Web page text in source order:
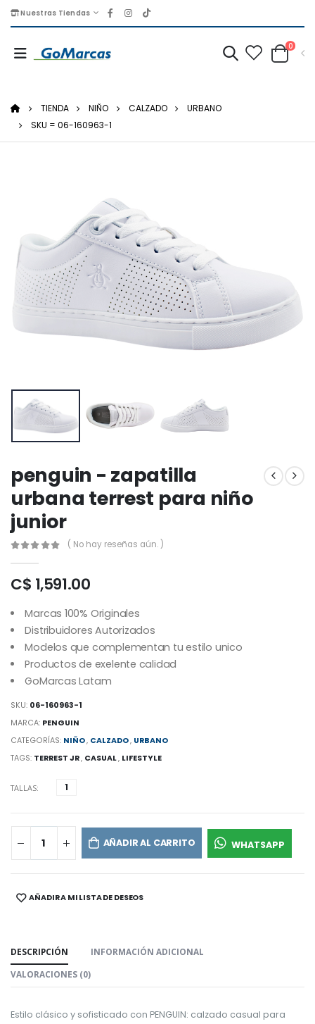
Nuestras Tiendas
0
TIENDA NIÑO CALZADO
URBANO
SKU = 06-160963-1
penguin - zapatilla
urbana terrest para niño
junior
( No hay reseñas aún. )
C$ 1,591.00
Marcas 100% Originales
Distribuidores Autorizados
Modelos que complementan tu estilo unico
Productos de exelente calidad
GoMarcas Latam
SKU: 06-160963-1
MARCA: PENGUIN
CATEGORÍAS: NIÑO, CALZADO, URBANO
TAGS: TERREST JR, CASUAL, LIFESTYLE
TALLAS: 1
AÑADIR AL CARRITO WHATSAPP
SHARE:AÑADIR A MI LISTA DE DESEOS
DESCRIPCIÓN
INFORMACIÓN ADICIONAL
VALORACIONES (0)
Estilo clásico y sofisticado con PENGUIN: calzado casual para